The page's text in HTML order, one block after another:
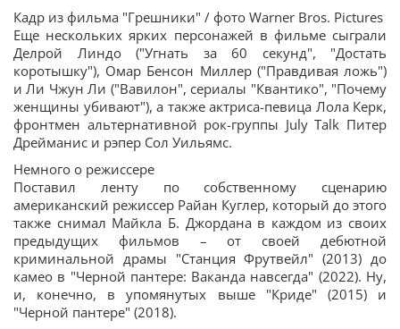
Кадр из фильма "Грешники" / фото Warner Bros. Pictures
Еще нескольких ярких персонажей в фильме сыграли
Делрой Линдо ("Угнать за 60 секунд", "Достать
коротышку"), Омар Бенсон Миллер ("Правдивая ложь")
и Ли Чжун Ли ("Вавилон", сериалы "Квантико", "Почему
женщины убивают"), а также актриса-певица Лола Керк,
фронтмен альтернативной рок-группы July Talk Питер
Дрейманис и рэпер Сол Уильямс.
Немного о режиссере
Поставил ленту по собственному сценарию
американский режиссер Райан Куглер, который до этого
также снимал Майкла Б. Джордана в каждом из своих
предыдущих фильмов – от своей дебютной
криминальной драмы "Станция Фрутвейл" (2013) до
камео в "Черной пантере: Ваканда навсегда" (2022). Ну,
и, конечно, в упомянутых выше "Криде" (2015) и
"Черной пантере" (2018).